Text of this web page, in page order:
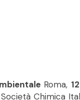
Roma,
Chimica